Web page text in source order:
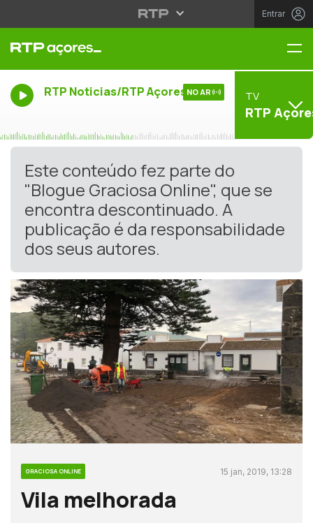
Entrar
RTP Noticias/RTP Açores NO AR TV
RTP
Este conteúdo fez parte do
"Blogue Graciosa Online", que se
encontra descontinuado. A
publicação é da responsabilidade
dos seus autores.
GRACIOSA ONLINE 15 jan, 2019, 13:28
Vila melhorada